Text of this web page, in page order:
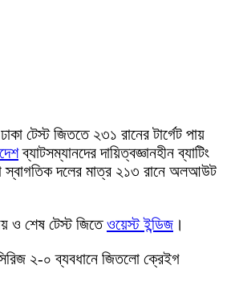
টেস্ট জিততে ২৩১ রানের টার্গেট পায়
ব্যাটসম্যানদের দায়িত্বজ্ঞানহীন ব্যাটিং
স্বাগতিক দলের মাত্র ২১৩ রানে অলআউট
ও শেষ টেস্ট জিতেওয়েস্ট ইন্ডিজ ।
২-০ ব্যবধানে জিতলো ক্রেইগ